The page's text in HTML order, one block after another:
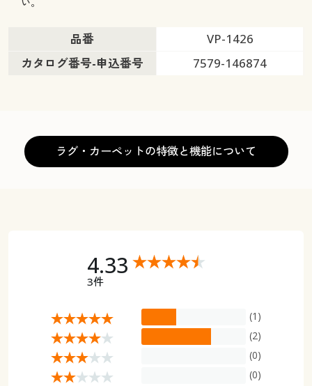
い。
品番
VP-1426
カタログ番号-申込番号
7579-146874
ラグ・カーペットの特徴と機能について
4.33
3件
(1)
(2)
(0)
(0)